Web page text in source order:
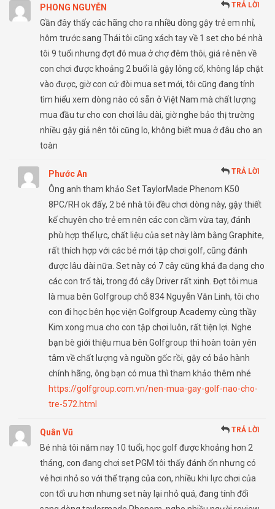
PHONG NGUYỄN TRẢ LỜI
Gần đây thấy các hãng cho ra nhiều dòng gậy trẻ em nhỉ,
hôm trước sang Thái tôi cũng xách tay về 1 set cho bé nhà
tôi 9 tuổi nhưng đợt đó mua ở chợ đêm thôi, giá rẻ nên về
con chơi được khoảng 2 buổi là gậy lỏng cổ, không lắp chặt
vào được, giờ con cứ đòi mua set mới, tôi cũng đang tính
tìm hiểu xem dòng nào có sẵn ở Việt Nam mà chất lượng
mua đầu tư cho con chơi lâu dài, giờ nghe bảo thị trường
nhiều gậy giả nên tôi cũng lo, không biết mua ở đâu cho an
toàn
Phước An TRẢ LỜI
Ông anh tham khảo Set TaylorMade Phenom K50
8PC/RH ok đấy, 2 bé nhà tôi đều chơi dòng này, gậy thiết
kế chuyên cho trẻ em nên các con cầm vừa tay, đánh
phù hợp thể lực, chất liệu của set này làm bằng Graphite,
rất thích hợp với các bé mới tập chơi golf, cũng đánh
được lâu dài nữa. Set này có 7 cây cũng khá đa dạng cho
các con trổ tài, trong đó cây Driver rất xinh. Đợt tôi mua
là mua bên Golfgroup chỗ 834 Nguyễn Văn Linh, tôi cho
con đi học bên học viện Golfgroup Academy cùng thầy
Kim xong mua cho con tập chơi luôn, rất tiện lợi. Nghe
bạn bè giới thiệu mua bên Golfgroup thì hoàn toàn yên
tâm về chất lượng và nguồn gốc rồi, gậy có bảo hành
chính hãng, ông bạn có mua thì tham khảo thêm nhé
https://golfgroup.com.vn/nen-mua-gay-golf-nao-cho-
tre-572.html
Quân Vũ TRẢ LỜI
Bé nhà tôi năm nay 10 tuổi, học golf được khoảng hơn 2
tháng, con đang chơi set PGM tôi thấy đánh ổn nhưng có
vẻ hơi nhỏ so với thể trạng của con, nhiều khi lực chơi của
con tối ưu hơn nhưng set này lại nhỏ quá, đang tính đổi